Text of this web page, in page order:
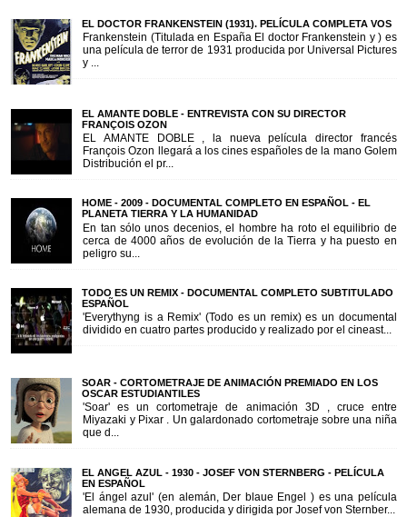
EL DOCTOR FRANKENSTEIN (1931). PELÍCULA COMPLETA VOS
Frankenstein (Titulada en España El doctor Frankenstein y ) es
una película de terror de 1931 producida por Universal Pictures
y ...
EL AMANTE DOBLE - ENTREVISTA CON SU DIRECTOR
FRANÇOIS OZON
EL AMANTE DOBLE , la nueva película director francés
François Ozon llegará a los cines españoles de la mano Golem
Distribución el pr...
HOME - 2009 - DOCUMENTAL COMPLETO EN ESPAÑOL - EL
PLANETA TIERRA Y LA HUMANIDAD
En tan sólo unos decenios, el hombre ha roto el equilibrio de
cerca de 4000 años de evolución de la Tierra y ha puesto en
peligro su...
TODO ES UN REMIX - DOCUMENTAL COMPLETO SUBTITULADO
ESPAÑOL
'Everythyng is a Remix' (Todo es un remix) es un documental
dividido en cuatro partes producido y realizado por el cineast...
SOAR - CORTOMETRAJE DE ANIMACIÓN PREMIADO EN LOS
OSCAR ESTUDIANTILES
'Soar' es un cortometraje de animación 3D , cruce entre
Miyazaki y Pixar . Un galardonado cortometraje sobre una niña
que d...
EL ANGEL AZUL - 1930 - JOSEF VON STERNBERG - PELÍCULA
EN ESPAÑOL
'El ángel azul' (en alemán, Der blaue Engel ) es una película
alemana de 1930, producida y dirigida por Josef von Sternber...